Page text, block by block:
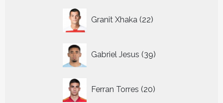
Granit Xhaka 22
producten
Gabriel Jesus 39
producten
Ferran Torres 20
producten